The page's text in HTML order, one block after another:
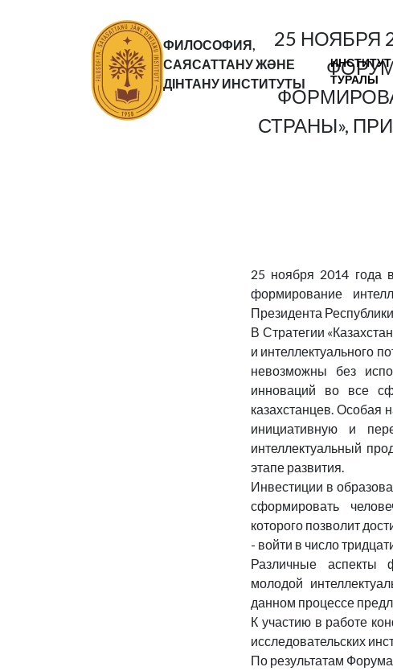
ФИЛОСОФИЯ,
САЯСАТТАНУ ЖӘНЕ
ДІНТАНУ ИНСТИТУТЫ
ИНСТИТУТ
ТУРАЛЫ
25 НОЯБРЯ
СТРАНЫ»,
25 ноября 2014 года
формирование
Президента
В Стратегии
и интеллектуального
невозможны без
инноваций во все
казахстанцев. Особая
инициативную и
интеллектуальный
этапе развития.
Инвестиции в
сформировать
которого позволит
- войти в число
Различные аспекты
молодой
данном процессе
К участию в работе
исследовательских
По результатам